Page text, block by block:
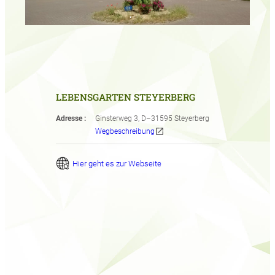
LEBENSGARTEN STEYERBERG
Adresse :
Ginsterweg 3, D–31595 Steyerberg
Wegbeschreibung open_in_new
Hier geht es zur Webseite